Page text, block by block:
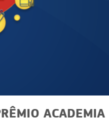
ACADEMIA